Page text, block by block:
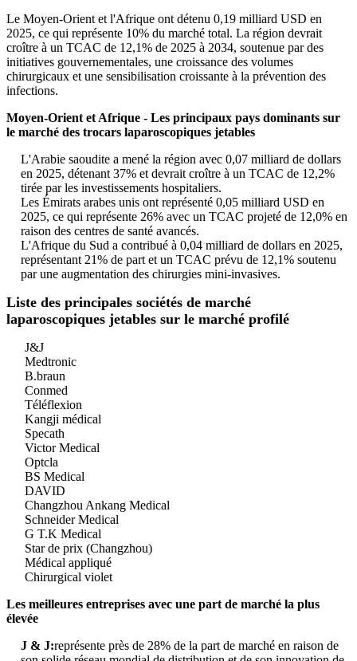
Le Moyen-Orient et l'Afrique ont détenu 0,19 milliard USD en
2025, ce qui représente 10% du marché total. La région devrait
croître à un TCAC de 12,1% de 2025 à 2034, soutenue par des
initiatives gouvernementales, une croissance des volumes
chirurgicaux et une sensibilisation croissante à la prévention des
infections.
Moyen-Orient et Afrique - Les principaux pays dominants sur
le marché des trocars laparoscopiques jetables
L'Arabie saoudite a mené la région avec 0,07 milliard de dollars
en 2025, détenant 37% et devrait croître à un TCAC de 12,2%
tirée par les investissements hospitaliers.
Les Émirats arabes unis ont représenté 0,05 milliard USD en
2025, ce qui représente 26% avec un TCAC projeté de 12,0% en
raison des centres de santé avancés.
L'Afrique du Sud a contribué à 0,04 milliard de dollars en 2025,
représentant 21% de part et un TCAC prévu de 12,1% soutenu
par une augmentation des chirurgies mini-invasives.
Liste des principales sociétés de marché
laparoscopiques jetables sur le marché profilé
J&J
Medtronic
B.braun
Conmed
Téléflexion
Kangji médical
Specath
Victor Medical
Optcla
BS Medical
DAVID
Changzhou Ankang Medical
Schneider Medical
G T.K Medical
Star de prix (Changzhou)
Médical appliqué
Chirurgical violet
Les meilleures entreprises avec une part de marché la plus
élevée
J & J:représente près de 28% de la part de marché en raison de